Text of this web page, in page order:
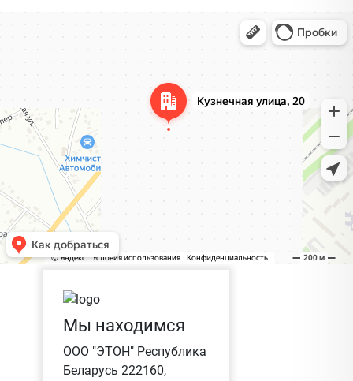
Мы находимся
ООО "ЭТОН" Республика
Беларусь 222160,